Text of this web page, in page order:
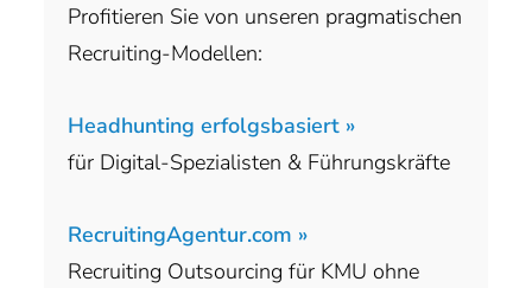
Profitieren Sie von unseren pragmatischen
Recruiting-Modellen:
Headhunting erfolgsbasiert »
für Digital-Spezialisten & Führungskräfte
RecruitingAgentur.com »
Recruiting Outsourcing für KMU ohne